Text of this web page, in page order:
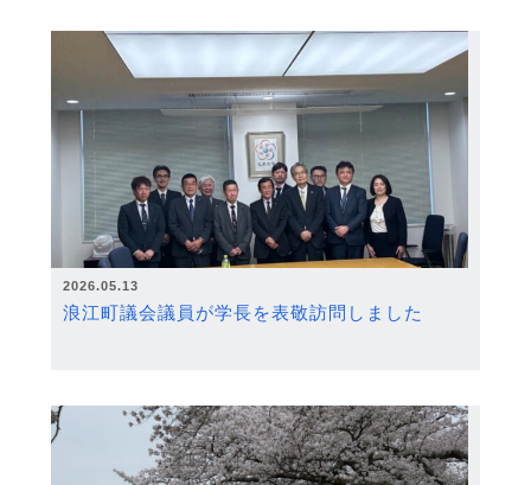
2026.05.13
浪江町議会議員が学長を表敬訪問しました